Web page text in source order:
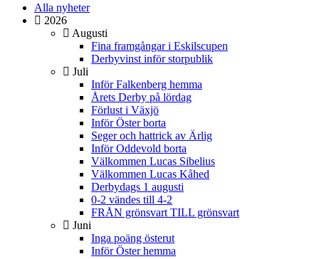
Alla nyheter
2026
Augusti
Fina framgångar i Eskilscupen
Derbyvinst inför storpublik
Juli
Inför Falkenberg hemma
Årets Derby på lördag
Förlust i Växjö
Inför Öster borta
Seger och hattrick av Ärlig
Inför Oddevold borta
Välkommen Lucas Sibelius
Välkommen Lucas Kåhed
Derbydags 1 augusti
0-2 vändes till 4-2
FRÅN grönsvart TILL grönsvart
Juni
Inga poäng österut
Inför Öster hemma